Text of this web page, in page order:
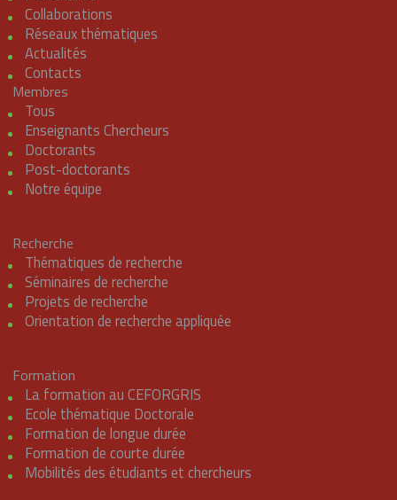
Collaborations
Réseaux thématiques
Actualités
Contacts
Membres
Tous
Enseignants Chercheurs
Doctorants
Post-doctorants
Notre équipe
Recherche
Thématiques de recherche
Séminaires de recherche
Projets de recherche
Orientation de recherche appliquée
Formation
La formation au CEFORGRIS
Ecole thématique Doctorale
Formation de longue durée
Formation de courte durée
Mobilités des étudiants et chercheurs